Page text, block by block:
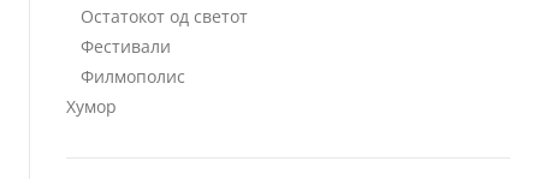
Остатокот од светот
Фестивали
Филмополис
Хумор